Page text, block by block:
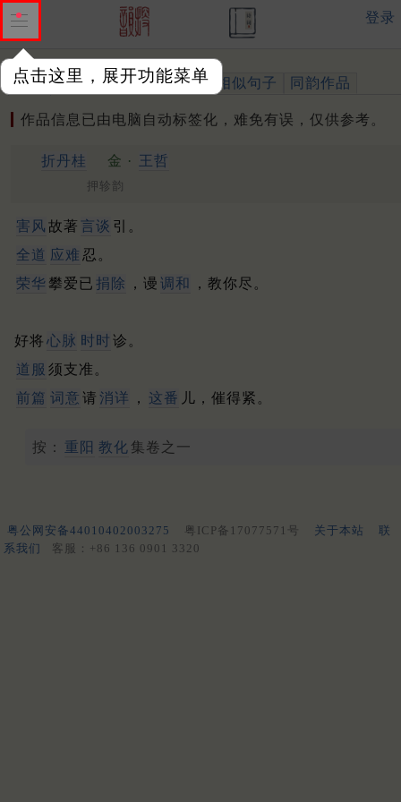
点击这里，展开功能菜单
登录
作品 标注四声 出处、引用 相似句子 同韵作品
作品信息已由电脑自动标签化，难免有误，仅供参考。
折丹桂 金 · 王哲
押轸韵
害风 故著 言谈 引。
全道 应难 忍。
荣华 攀爱已 捐除 ，谩 调和 ，教你尽。
好将 心脉 时时 诊。
道服 须支准。
前篇 词意 请 消详 ， 这番 儿，催得紧。
按： 重阳 教化 集卷之一
粤公网安备44010402003275 粤ICP备17077571号 关于本站
联
系我们
客服：+86 136 0901 3320